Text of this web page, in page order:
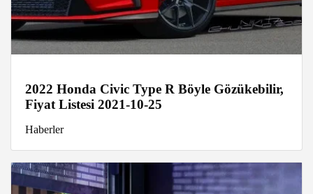
2022 Honda Civic Type R Böyle Gözükebilir,
Fiyat Listesi 2021-10-25
Haberler